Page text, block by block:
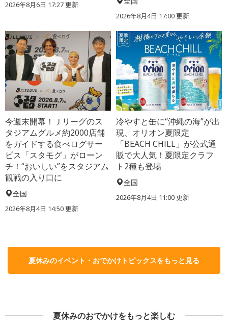
2026年8月6日 17:27更新
2026年8月4日 17:00更新
今週末開幕！Ｊリーグのス
タジアムグルメ約2000店舗
をガイドする食べログサー
ビス「スタモグ」がローン
チ！“おいしい”をスタジアム
観戦の入り口に
全国
2026年8月4日 14:50更新
冷やすと缶に“沖縄の海”が出
現、オリオン夏限定
「BEACH CHILL」が公式通
販で大人気！夏限定クラフ
ト2種も登場
全国
2026年8月4日 11:00更新
夏休みのイベント・おでかけトピックスをもっと見る
夏休みのおでかけをもっと楽しむ